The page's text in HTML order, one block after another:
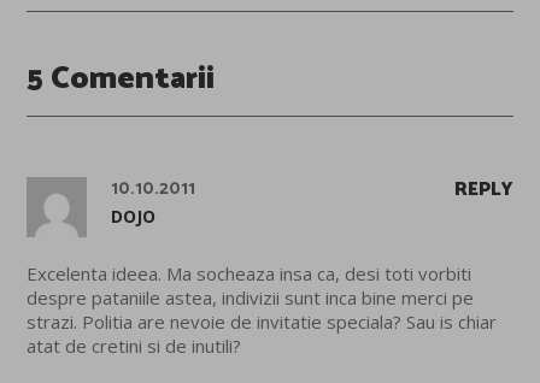
5 Comentarii
REPLY
10.10.2011
DOJO
Excelenta ideea. Ma socheaza insa ca, desi toti vorbiti
despre pataniile astea, indivizii sunt inca bine merci pe
strazi. Politia are nevoie de invitatie speciala? Sau is chiar
atat de cretini si de inutili?